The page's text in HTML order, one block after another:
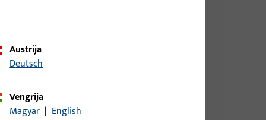
Austrija
Deutsch
Vengrija
Magyar | English